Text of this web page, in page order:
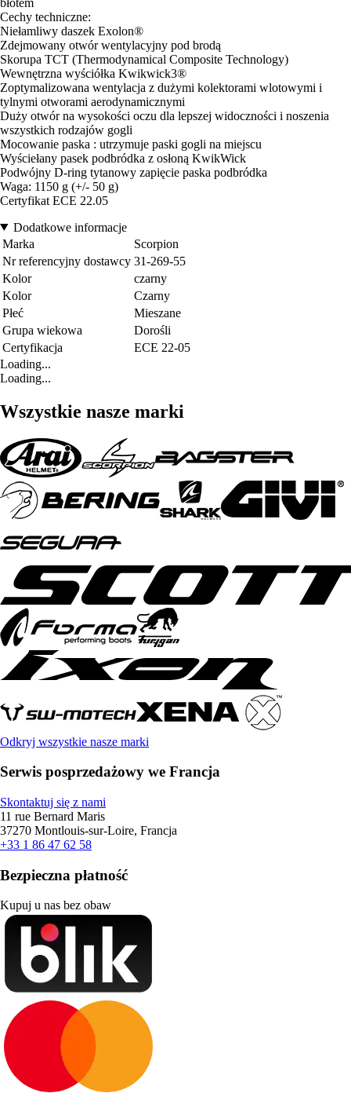
Cechy techniczne:
Niełamliwy daszek Exolon®
Zdejmowany otwór wentylacyjny pod brodą
Skorupa TCT (Thermodynamical Composite Technology)
Wewnętrzna wyściółka Kwikwick3®
Zoptymalizowana wentylacja z dużymi kolektorami wlotowymi i
tylnymi otworami aerodynamicznymi
Duży otwór na wysokości oczu dla lepszej widoczności i noszenia
wszystkich rodzajów gogli
Mocowanie paska : utrzymuje paski gogli na miejscu
Wyściełany pasek podbródka z osłoną KwikWick
Podwójny D-ring tytanowy zapięcie paska podbródka
Waga: 1150 g (+/- 50 g)
Certyfikat ECE 22.05
Dodatkowe informacje
Marka
Scorpion
Nr referencyjny dostawcy 31-269-55
Kolor
czarny
Kolor
Czarny
Płeć
Mieszane
Grupa wiekowa
Dorośli
Certyfikacja
ECE 22-05
Loading...
Loading...
Wszystkie nasze marki
Odkryj wszystkie nasze marki
Serwis posprzedażowy we Francja
Skontaktuj się z nami
11 rue Bernard Maris
37270 Montlouis-sur-Loire, Francja
+33 1 86 47 62 58
Bezpieczna płatność
Kupuj u nas bez obaw